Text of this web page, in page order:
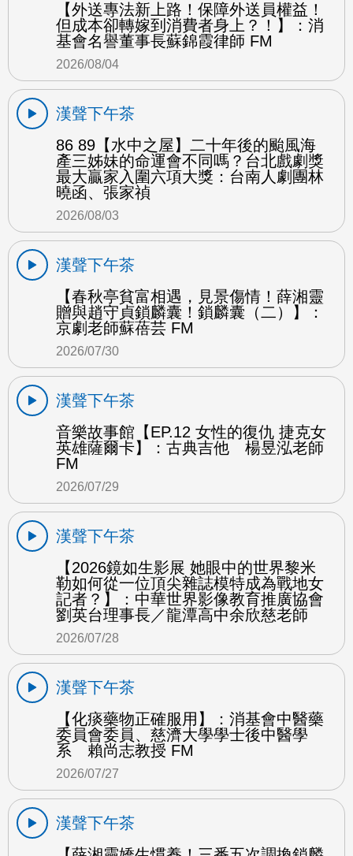
【外送專法新上路！保障外送員權益！
但成本卻轉嫁到消費者身上？！】：消
基會名譽董事長蘇錦霞律師 FM
2026/08/04
漢聲下午茶
86 89【水中之屋】二十年後的颱風海
產三姊妹的命運會不同嗎？台北戲劇獎
最大贏家入圍六項大獎：台南人劇團林
曉函、張家禎
2026/08/03
漢聲下午茶
【春秋亭貧富相遇，見景傷情！薛湘靈
贈與趙守貞鎖麟囊！鎖麟囊（二）】：
京劇老師蘇蓓芸 FM
2026/07/30
漢聲下午茶
音樂故事館【EP.12 女性的復仇 捷克女
英雄薩爾卡】：古典吉他 楊昱泓老師
FM
2026/07/29
漢聲下午茶
【2026鏡如生影展 她眼中的世界黎米
勒如何從一位頂尖雜誌模特成為戰地女
記者？】：中華世界影像教育推廣協會
劉英台理事長／龍潭高中余欣慈老師
2026/07/28
漢聲下午茶
【化痰藥物正確服用】：消基會中醫藥
委員會委員、慈濟大學學士後中醫學
系 賴尚志教授 FM
2026/07/27
漢聲下午茶